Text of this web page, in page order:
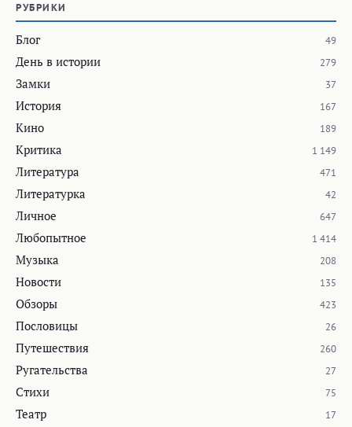
РУБРИКИ
Блог 49
День в истории 279
Замки 37
История 167
Кино 189
Критика 1 149
Литература 471
Литературка 42
Личное 647
Любопытное 1 414
Музыка 208
Новости 135
Обзоры 423
Пословицы 26
Путешествия 260
Ругательства 27
Стихи 75
Театр 17